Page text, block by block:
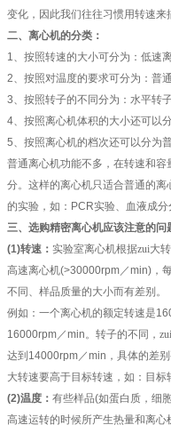
变化，因此我们往往习惯用转速
二、离心机的分类：
1、按照转速的大小可分为：低速
2、按照对温度的要求可分为：普
3、按照转子的不同分为：水平转
4、按照离心机体积的大小还可以
5、按照离心机的档次还可以分为
普通离心机功能不多，在转速和
分。这样的离心机只适合普通的
的实验，如： PCR实验、血液成分
三、选购精密离心机应该注意的问
(1)转速： 实验室离心机根据zui大
高速离心机(>30000rpm／min) ，
不同、样品质量的大小而有差别。
例如：一个离心机的额定转速是
16000rpm／min。转子的不同，
达到 14000rpm／min ，具体的差
大转速要高于目标转速，如：目标
(2)温度： 有些样品(如蛋白质，细
高速运转的时候所产生热量和离